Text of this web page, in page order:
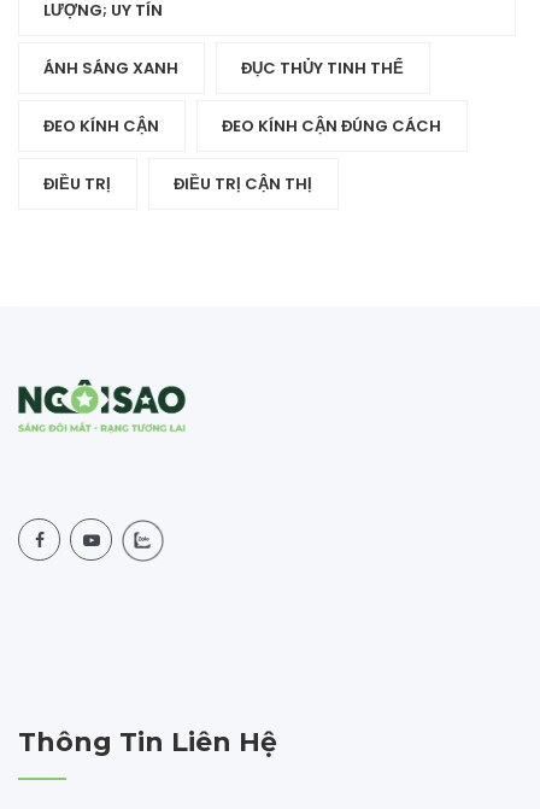
LƯỢNG; UY TÍN
ÁNH SÁNG XANH ĐỤC THỦY TINH THỂ
ĐEO KÍNH CẬN ĐEO KÍNH CẬN ĐÚNG CÁCH
ĐIỀU TRỊ ĐIỀU TRỊ CẬN THỊ
Thông Tin Liên Hệ